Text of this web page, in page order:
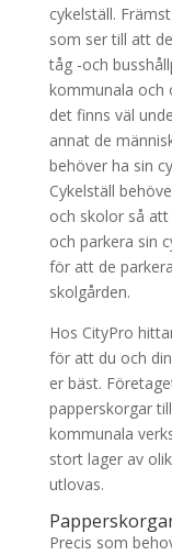
cykelställ.
som ser till att
tåg -och
kommunala och
det finns väl
annat de
behöver ha sin
Cykelställ
och skolor så
och parkera sin
för att de
skolgården.
Hos CityPro
för att du och
er bäst.
papperskorgar
kommunala
stort lager av
utlovas.
Precis som